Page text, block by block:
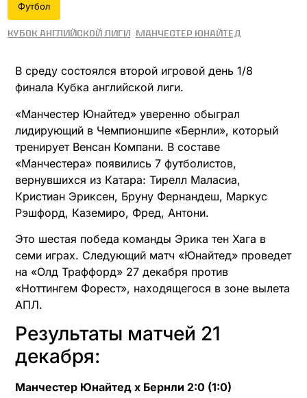
Футбол
Кубок английской лиги Манчестер Юнайтед
В среду состоялся второй игровой день 1/8
финала Кубка английской лиги.
«Манчестер Юнайтед» уверенно обыграл
лидирующий в Чемпионшипе «Бернли», который
тренирует Венсан Компани. В составе
«Манчестера» появились 7 футболистов,
вернувшихся из Катара: Тирелл Маласиа,
Кристиан Эриксен, Бруну Фернандеш, Маркус
Рэшфорд, Каземиро, Фред, Антони.
Это шестая победа команды Эрика тен Хага в
семи играх. Следующий матч «Юнайтед» проведет
на «Олд Траффорд» 27 декабря против
«Ноттингем Форест», находящегося в зоне вылета
АПЛ.
Результаты матчей 21
декабря:
Манчестер Юнайтед х Бернли 2:0 (1:0)